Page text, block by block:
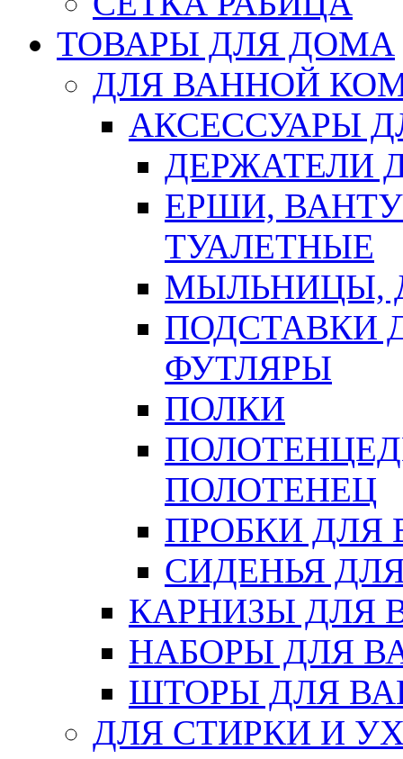
ТОВАРЫ ДЛЯ ДОМА
ДЛЯ ВАННОЙ
АКСЕССУАРЫ
ДЕРЖАТЕЛИ
ЕРШИ,
ТУАЛЕТНЫЕ
МЫЛЬНИЦЫ,
ПОДСТАВКИ
ФУТЛЯРЫ
ПОЛКИ
ПОЛОТЕНЕЦ
ПРОБКИ ДЛЯ
СИДЕНЬЯ
КАРНИЗЫ ДЛЯ
НАБОРЫ ДЛЯ
ШТОРЫ ДЛЯ
ДЛЯ СТИРКИ И